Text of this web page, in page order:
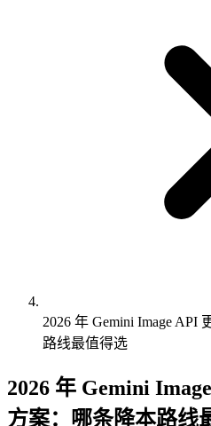
2026 年 Gemini Image
路线最值得选
2026 年 Gemini
方案：哪条降本路线